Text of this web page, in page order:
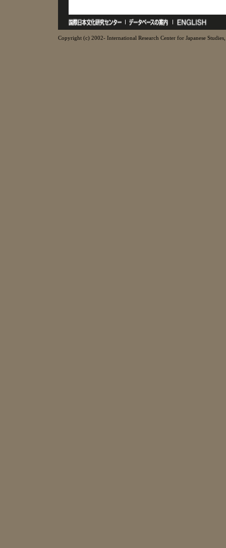
Copyright (c) 2002- International Research Center for Japanese